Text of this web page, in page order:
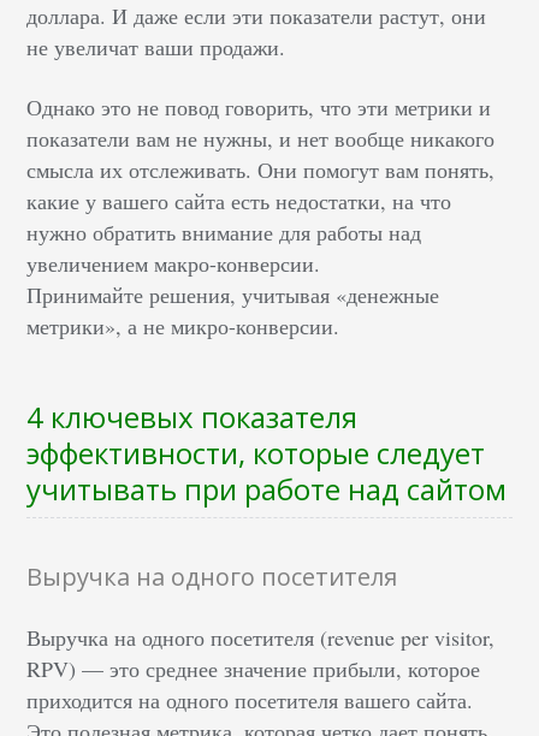
доллара. И даже если эти показатели растут, они
не увеличат ваши продажи.
Однако это не повод говорить, что эти метрики и
показатели вам не нужны, и нет вообще никакого
смысла их отслеживать. Они помогут вам понять,
какие у вашего сайта есть недостатки, на что
нужно обратить внимание для работы над
увеличением макро-конверсии.
Принимайте решения, учитывая «денежные
метрики», а не микро-конверсии.
4 ключевых показателя
эффективности, которые следует
учитывать при работе над сайтом
Выручка на одного посетителя
Выручка на одного посетителя (revenue per visitor,
RPV) — это среднее значение прибыли, которое
приходится на одного посетителя вашего сайта.